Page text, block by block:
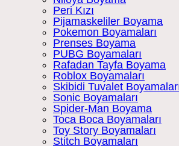
Peri Kızı
Pijamaskeliler Boyama
Pokemon Boyamaları
Prenses Boyama
PUBG Boyamaları
Rafadan Tayfa Boyama
Roblox Boyamaları
Skibidi Tuvalet
Sonic Boyamaları
Spider-Man Boyama
Toca Boca Boyamaları
Toy Story Boyamaları
Stitch Boyamaları